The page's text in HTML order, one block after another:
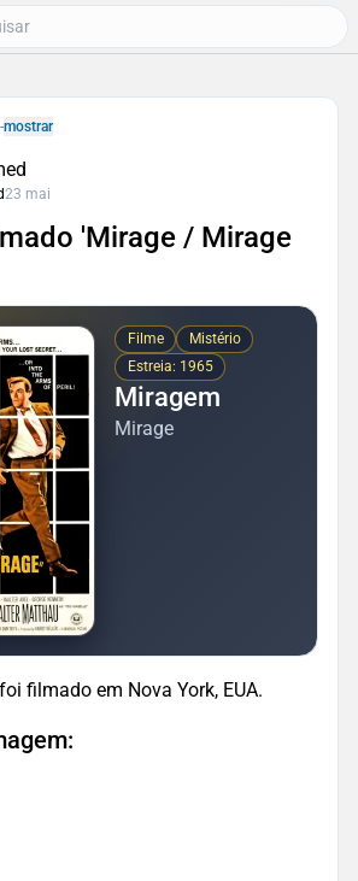
-mostrar
23 mai
'Mirage / Mirage
Filme
Mistério
Estreia: 1965
Miragem
Mirage
filmado em Nova York, EUA.